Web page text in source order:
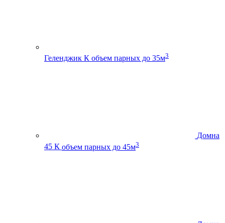
Геленджик К объем парных до 35м3
Домна
45 К объем парных до 45м3